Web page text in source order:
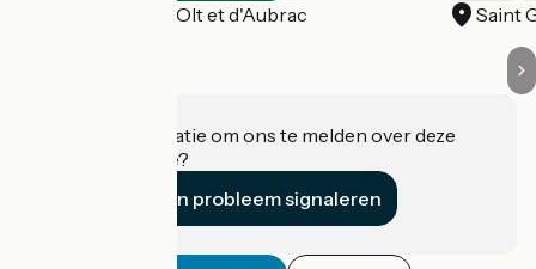
Saint Geniez d'Olt et d'Aubrac Saint
Heeft u informatie om ons te melden over deze
accommodatie?
Een probleem signaleren